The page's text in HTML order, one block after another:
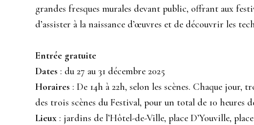
grandes fresques murales devant public, offrant aux
d’assister à la naissance d’œuvres et de découvrir les
Entrée gratuite
Dates : du 27 au 31 décembre 2025
Horaires : De 14h à 22h, selon les scènes. Chaque jour,
des trois scènes du Festival, pour un total de 10 heures
Lieux : jardins de l’Hôtel-de-Ville, place D’Youville,